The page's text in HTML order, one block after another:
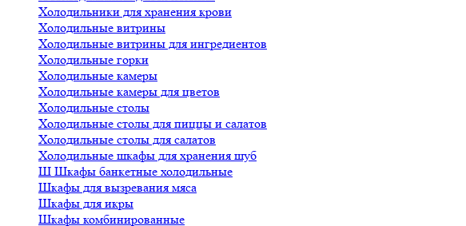
Холодильники для хранения крови
Холодильные витрины
Холодильные витрины для ингредиентов
Холодильные горки
Холодильные камеры
Холодильные камеры для цветов
Холодильные столы
Холодильные столы для пиццы и салатов
Холодильные столы для салатов
Холодильные шкафы для хранения шуб
Ш Шкафы банкетные холодильные
Шкафы для вызревания мяса
Шкафы для икры
Шкафы комбинированные